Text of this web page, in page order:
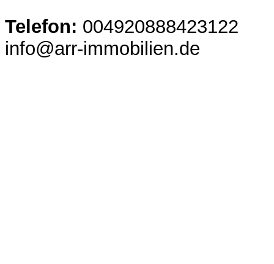
Telefon: 004920888423122
info@arr-immobilien.de